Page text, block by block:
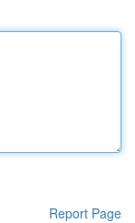
Report Page